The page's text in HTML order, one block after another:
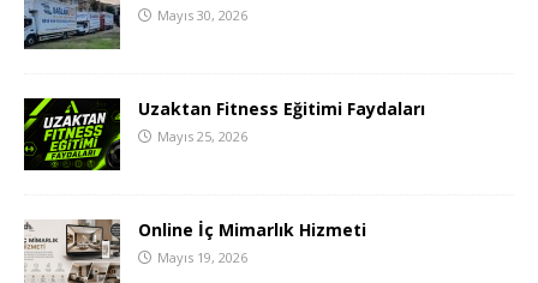
Mayıs 30, 2026
Uzaktan Fitness Eğitimi Faydaları
Mayıs 25, 2026
Online İç Mimarlık Hizmeti
Mayıs 19, 2026